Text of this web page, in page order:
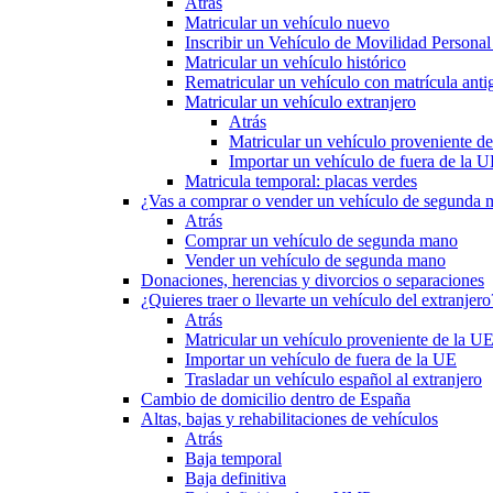
Matricular un vehículo nuevo
Inscribir un Vehículo de Movilidad
Matricular un vehículo histórico
Rematricular un vehículo con matrícula
Matricular un vehículo extranjero
Atrás
Matricular un vehículo proveniente
Importar un vehículo de fuera de la
Matricula temporal: placas verdes
¿Vas a comprar o vender un vehículo de segunda
Atrás
Comprar un vehículo de segunda mano
Vender un vehículo de segunda mano
Donaciones, herencias y divorcios o separaciones
¿Quieres traer o llevarte un vehículo del
Atrás
Matricular un vehículo proveniente de la UE
Importar un vehículo de fuera de la UE
Trasladar un vehículo español al extranjero
Cambio de domicilio dentro de España
Altas, bajas y rehabilitaciones de vehículos
Atrás
Baja temporal
Baja definitiva